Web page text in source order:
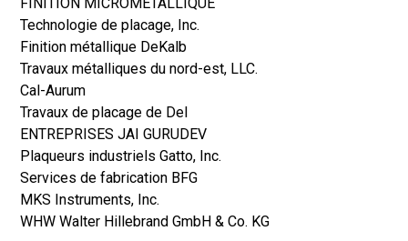
Technologie de placage, Inc.
Finition métallique DeKalb
Travaux métalliques du nord-est, LLC.
Cal-Aurum
Travaux de placage de Del
ENTREPRISES JAI GURUDEV
Plaqueurs industriels Gatto, Inc.
Services de fabrication BFG
MKS Instruments, Inc.
WHW Walter Hillebrand GmbH & Co. KG